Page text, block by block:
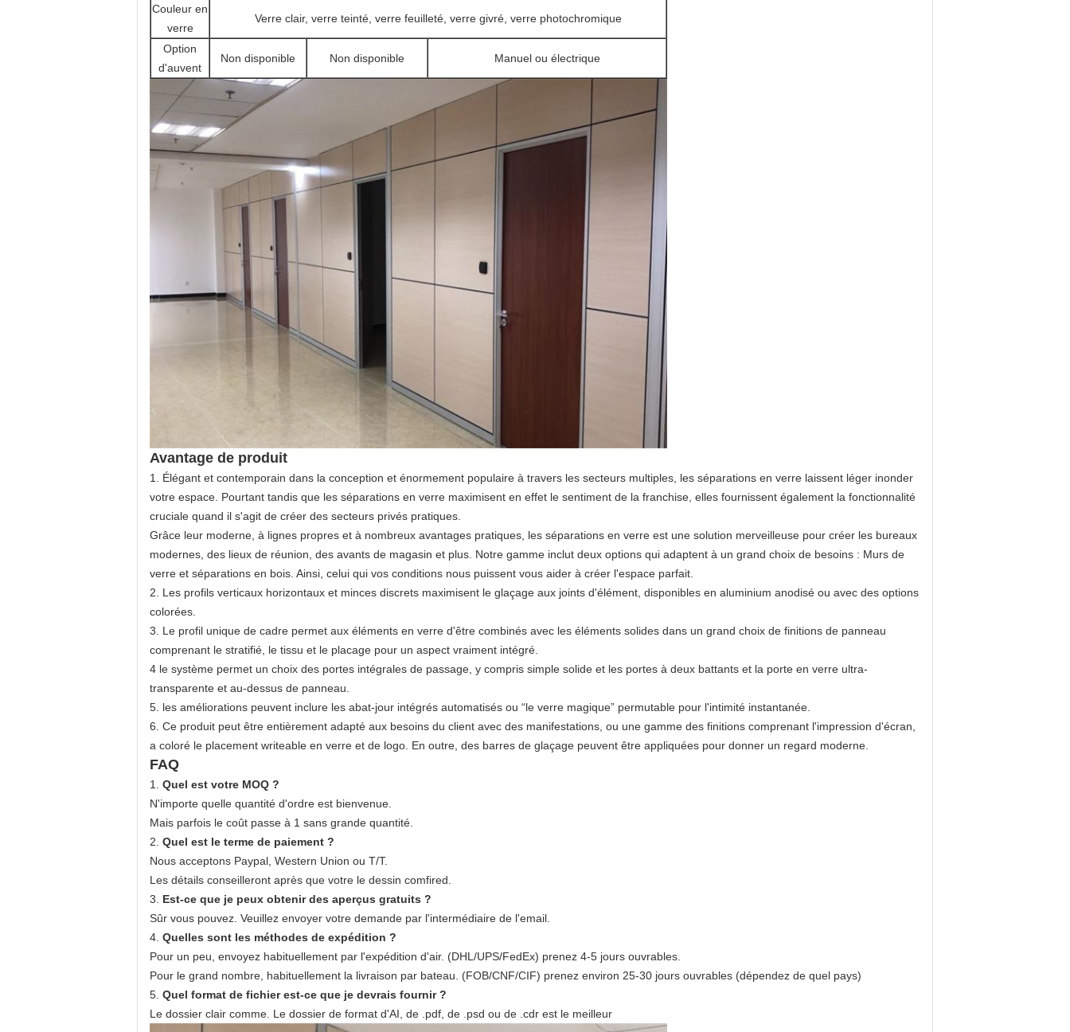
Couleur en
verre
Verre clair, verre teinté, verre feuilleté, verre givré, verre photochromique
Option
d'auvent
Non disponible Non disponible Manuel ou électrique
Avantage de produit
1. Élégant et contemporain dans la conception et énormement populaire à travers les secteurs multiples, les séparations en verre laissent léger inonder
votre espace. Pourtant tandis que les séparations en verre maximisent en effet le sentiment de la franchise, elles fournissent également la fonctionnalité
cruciale quand il s'agit de créer des secteurs privés pratiques.
Grâce leur moderne, à lignes propres et à nombreux avantages pratiques, les séparations en verre est une solution merveilleuse pour créer les bureaux
modernes, des lieux de réunion, des avants de magasin et plus. Notre gamme inclut deux options qui adaptent à un grand choix de besoins : Murs de
verre et séparations en bois. Ainsi, celui qui vos conditions nous puissent vous aider à créer l'espace parfait.
2. Les profils verticaux horizontaux et minces discrets maximisent le glaçage aux joints d'élément, disponibles en aluminium anodisé ou avec des options
colorées.
3. Le profil unique de cadre permet aux éléments en verre d'être combinés avec les éléments solides dans un grand choix de finitions de panneau
comprenant le stratifié, le tissu et le placage pour un aspect vraiment intégré.
4 le système permet un choix des portes intégrales de passage, y compris simple solide et les portes à deux battants et la porte en verre ultra-
transparente et au-dessus de panneau.
5. les améliorations peuvent inclure les abat-jour intégrés automatisés ou “le verre magique” permutable pour l'intimité instantanée.
6. Ce produit peut être entièrement adapté aux besoins du client avec des manifestations, ou une gamme des finitions comprenant l'impression d'écran,
a coloré le placement writeable en verre et de logo. En outre, des barres de glaçage peuvent être appliquées pour donner un regard moderne.
FAQ
1. Quel est votre MOQ ?
N'importe quelle quantité d'ordre est bienvenue.
Mais parfois le coût passe à 1 sans grande quantité.
2. Quel est le terme de paiement ?
Nous acceptons Paypal, Western Union ou T/T.
Les détails conseilleront après que votre le dessin comfired.
3. Est-ce que je peux obtenir des aperçus gratuits ?
Sûr vous pouvez. Veuillez envoyer votre demande par l'intermédiaire de l'email.
4. Quelles sont les méthodes de expédition ?
Pour un peu, envoyez habituellement par l'expédition d'air. (DHL/UPS/FedEx) prenez 4-5 jours ouvrables.
Pour le grand nombre, habituellement la livraison par bateau. (FOB/CNF/CIF) prenez environ 25-30 jours ouvrables (dépendez de quel pays)
5. Quel format de fichier est-ce que je devrais fournir ?
Le dossier clair comme. Le dossier de format d'AI, de .pdf, de .psd ou de .cdr est le meilleur